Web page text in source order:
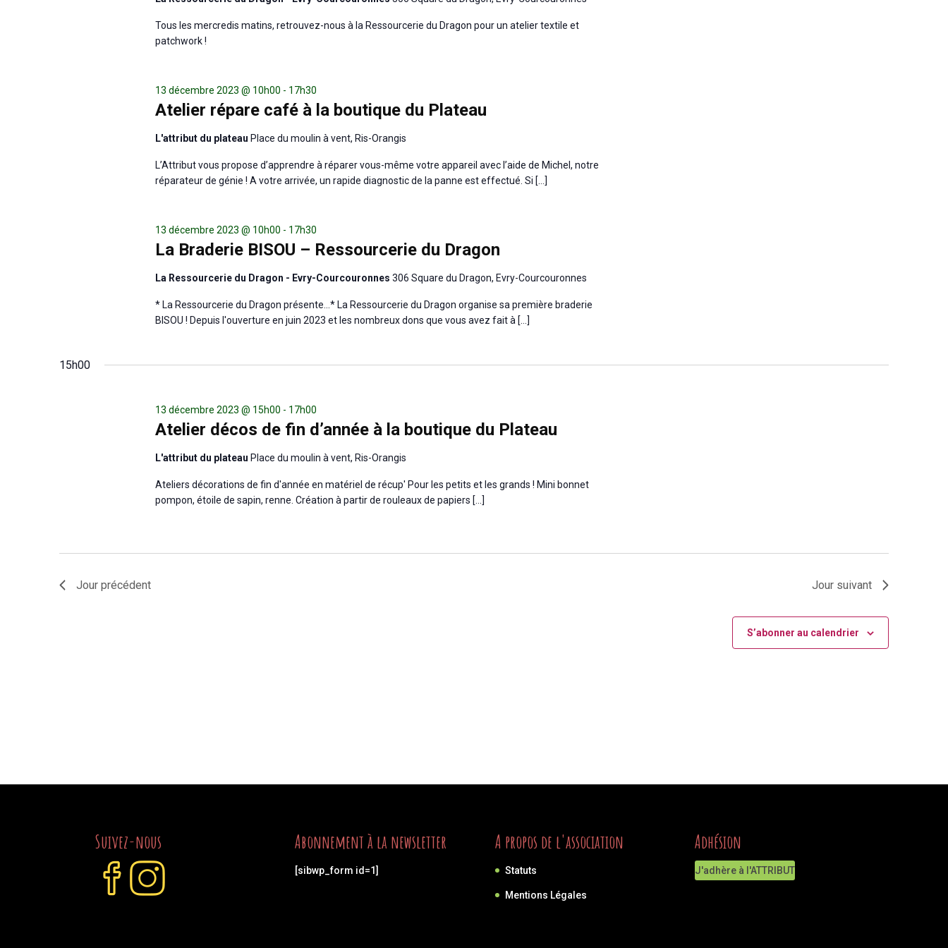
Tous les mercredis matins, retrouvez-nous à la Ressourcerie du Dragon pour un atelier textile et
patchwork !
Atelier répare café à la boutique du Plateau
13 décembre 2023 @ 10h00 - 17h30
L'attribut du plateau Place du moulin à vent, Ris-Orangis
L’Attribut vous propose d’apprendre à réparer vous-même votre appareil avec l’aide de Michel, notre
réparateur de génie ! A votre arrivée, un rapide diagnostic de la panne est effectué. Si […]
La Braderie BISOU – Ressourcerie du Dragon
13 décembre 2023 @ 10h00 - 17h30
La Ressourcerie du Dragon - Evry-Courcouronnes 306 Square du Dragon, Evry-Courcouronnes
* La Ressourcerie du Dragon présente...* La Ressourcerie du Dragon organise sa première braderie
BISOU ! Depuis l'ouverture en juin 2023 et les nombreux dons que vous avez fait à […]
15h00
Atelier décos de fin d’année à la boutique du Plateau
13 décembre 2023 @ 15h00 - 17h00
L'attribut du plateau Place du moulin à vent, Ris-Orangis
Ateliers décorations de fin d'année en matériel de récup' Pour les petits et les grands ! Mini bonnet
pompon, étoile de sapin, renne. Création à partir de rouleaux de papiers […]
Jour précédent Jour suivant
S’abonner au calendrier
Suivez-nous Abonnement à la newsletter
[sibwp_form id=1]
A propos de l'association
Statuts
Mentions Légales
Adhésion
J'adhère à l'ATTRIBUT